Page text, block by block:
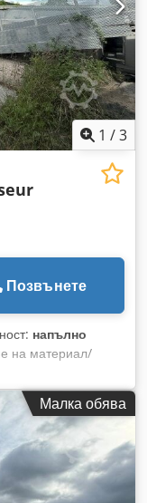
1 /3
Позвънете
напълно
на материал/
предавателен
има такава
Малка обява